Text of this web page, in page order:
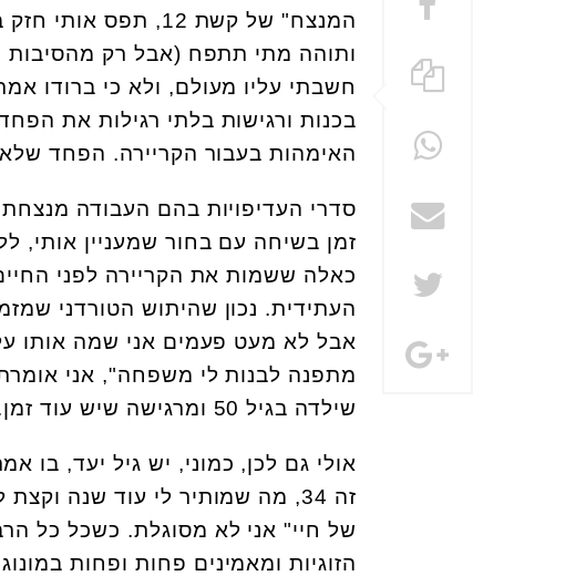
המנצח" של קשת 12,
ותוהה מתי תתפח (אבל רק מהסיבות
חשבתי עליו מעולם, ולא כי ברודו
בכנות ורגישות בלתי רגילות את
האימהות בעבור הקריירה. הפחד
סדרי העדיפויות בהם העבודה
זמן בשיחה עם בחור שמעניין אותי,
כאלה ששמות את הקריירה לפני
העתידית. נכון שהיתוש הטורדני
אבל לא מעט פעמים אני שמה אותו
מתפנה לבנות לי משפחה", אני
שילדה בגיל 50 ומרגישה שיש עוד זמן. יש עוד זמן.
אולי גם לכן, כמוני, יש גיל יעד, בו
זה 34, מה שמותיר לי עוד שנה
של חיי" אני לא מסוגלת. כשכל כל
הזוגיות ומאמינים פחות ופחות